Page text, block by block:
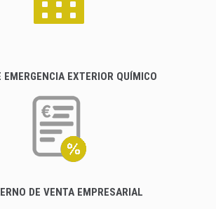
EMERGENCIA EXTERIOR QUÍMICO
DE VENTA EMPRESARIAL